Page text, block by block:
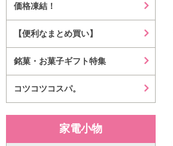
価格凍結！
【便利なまとめ買い】
銘菓・お菓子ギフト特集
コツコツコスパ。
家電小物